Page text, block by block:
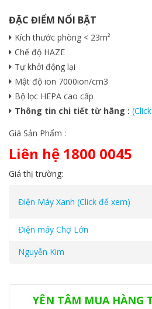
ĐẶC ĐIỂM NỔI BẬT
Kích thước phòng < 23m²
Chế độ HAZE
Tự khởi động lại
Mật độ ion 7000ion/cm3
Bộ lọc HEPA cao cấp
Thông tin chi tiết từ hãng :
Giá Sản Phẩm :
Liên hệ 1800 0045
Giá thị trường:
Điện Máy Xanh (Click để xem)
Điện máy Chợ Lớn
Nguyễn Kim
Danh mục:Máy Lọc Không Khí,Máy
YÊN TÂM MUA HÀNG